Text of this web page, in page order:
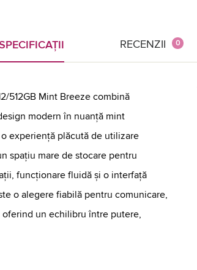
RECENZII 0
512GB Mint Breeze combină
modern în nuanță mint
experiență plăcută de utilizare
spațiu mare de stocare pentru
funcționare fluidă și o interfață
o alegere fiabilă pentru comunicare,
un echilibru între putere,